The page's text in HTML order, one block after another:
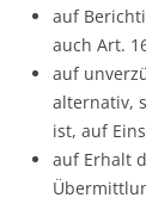
auf
auch Art.
auf
alternativ,
ist, auf
auf Erhalt